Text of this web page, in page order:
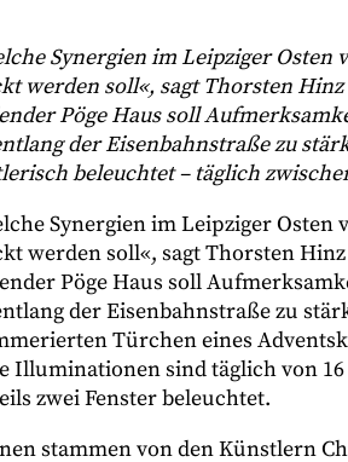
Synergien im Leipziger
werden soll«, sagt Thorsten
Pöge Haus soll
der Eisenbahnstraße zu
beleuchtet – täglich
Synergien im Leipziger
werden soll«, sagt Thorsten
Pöge Haus soll
der Eisenbahnstraße zu
Türchen eines
Illuminationen sind täglich von 16
zwei Fenster beleuchtet.
stammen von den Künstlern